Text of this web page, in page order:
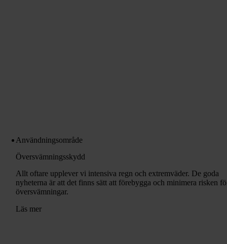
Användningsområde
Översvämningsskydd
Allt oftare upplever vi intensiva regn och extremväder. De goda
nyheterna är att det finns sätt att förebygga och minimera risken
översvämningar.
Läs mer